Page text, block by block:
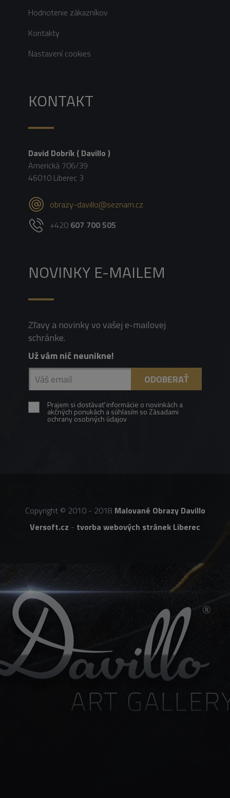
Hodnotenie zákazníkov
Kontakty
Nastavení cookies
KONTAKT
David Dobrík ( Davillo )
Americká 706/39
46010 Liberec 3
obrazy-davillo@seznam.cz
+420 607 700 505
NOVINKY E-MAILEM
Zľavy a novinky vo vašej e-mailovej
schránke.
Už vám nič neunikne!
Prajem si dostávať informácie o novinkách a
akčných ponukách a súhlasím so Zásadami
ochrany osobných údajov
Copyright © 2010 - 2018 Malované Obrazy Davillo
Versoft.cz - tvorba webových stránek Liberec